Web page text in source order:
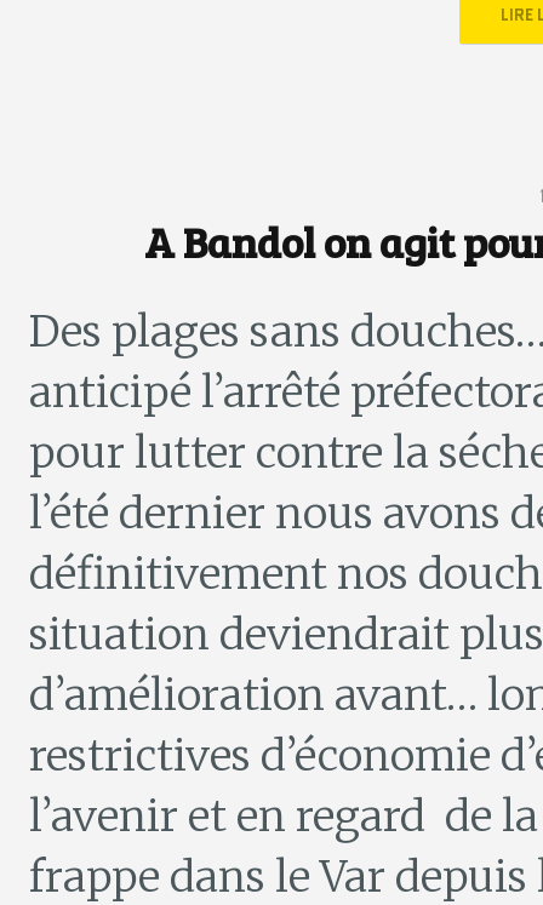
LIRE
A Bandol on agit
Des plages sans
anticipé l’arrêté
pour lutter contre la
l’été dernier nous avons
définitivement nos
situation deviendrait
d’amélioration avant…
restrictives d’économie
l’avenir et en regard de
frappe dans le Var